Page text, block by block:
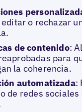
o rechazar
de contenido:
para
la coherencia.
automatizada:
de redes